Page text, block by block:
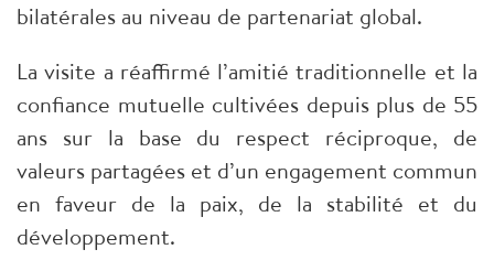
bilatérales au niveau de partenariat global.​
La visite a réaffirmé l’amitié traditionnelle et la
confiance mutuelle cultivées depuis plus de 55
ans sur la base du respect réciproque, de
valeurs partagées et d’un engagement commun
en faveur de la paix, de la stabilité et du
développement.